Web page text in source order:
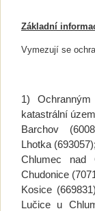
Základní
Vymezují se
1)
katastrální
Barchov
Lhotka
Chlumec nad
Chudonice
Kosice
Lučice u